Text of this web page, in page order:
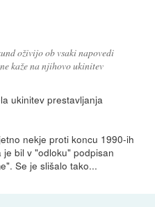
oživijo ob vsaki napovedi
kaže na njihovo ukinitev
ukinitev prestavljanja
nekje proti koncu 1990-ih
bil v "odloku" podpisan
Se je slišalo tako...